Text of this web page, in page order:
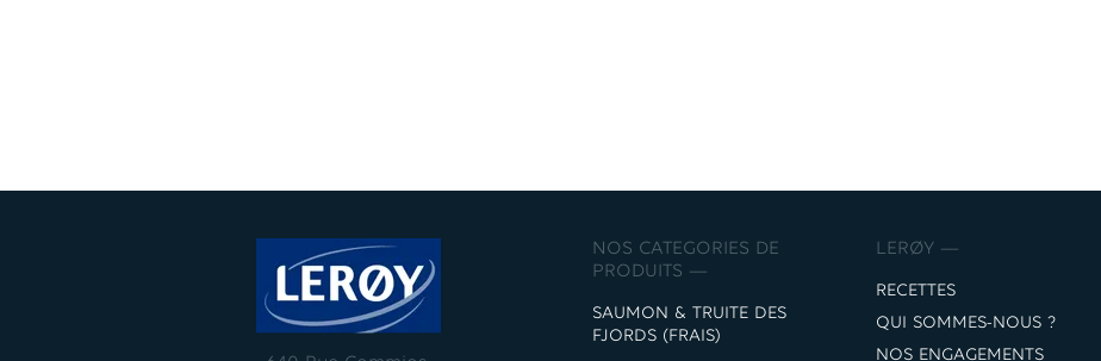
NOS CATEGORIES DE
PRODUITS —
SAUMON & TRUITE DES
FJORDS (FRAIS)
LERØY —
RECETTES
QUI SOMMES-NOUS ?
NOS ENGAGEMENTS